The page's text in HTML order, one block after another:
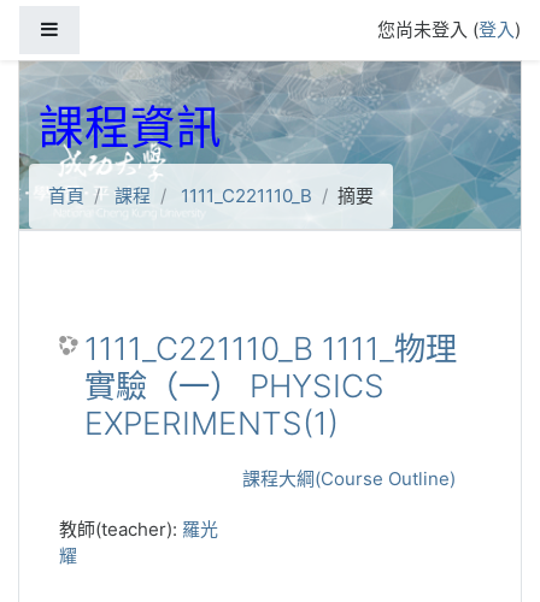
您尚未登入 (登入)
課程資訊
首頁 課程 1111_C221110_B 摘要
1111_C221110_B 1111_物理
實驗（一） PHYSICS
EXPERIMENTS(1)
課程大綱(Course Outline)
教師(teacher): 羅光
耀